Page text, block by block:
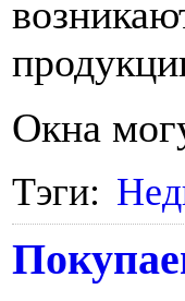
Окна
Тэги: